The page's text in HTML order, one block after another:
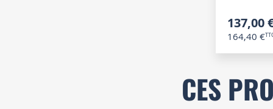
137,00
164,40 €
CES